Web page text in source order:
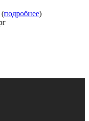
(подробнее)